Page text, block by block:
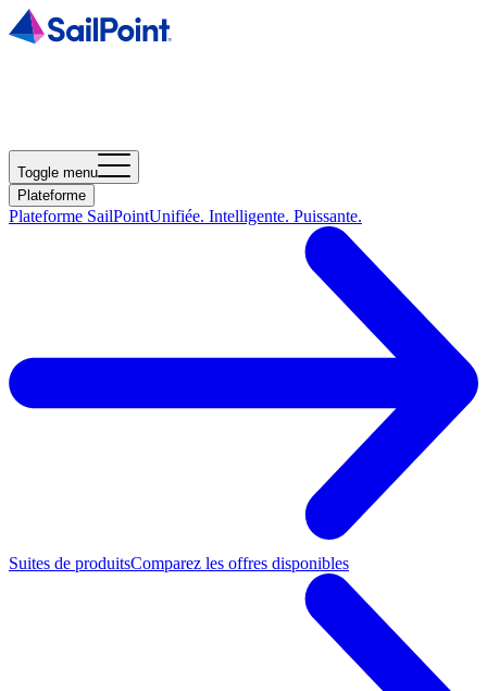
Toggle menu
Plateforme
Plateforme SailPointUnifiée. Intelligente. Puissante.
Suites de produitsComparez les offres disponibles